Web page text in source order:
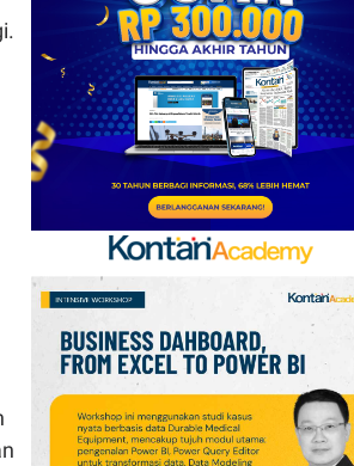
Kerja Sama dengan
Emirates hingga 2033, Ini
Detail Kemitraannya
7
Klasemen Grup A Piala
AFF 2026: Ini Skenario
Indonesia Lolos ke
Semifinal
8
Promo Alfamart Murah
Banget 7–13 Agustus
2026, Sunlight hingga
Bebelac Diskon
FIFA Akhirnya Cairkan
Hadiah Timnas Yordania